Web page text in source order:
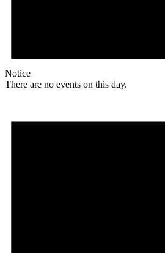
Notice
There are no events on this day.